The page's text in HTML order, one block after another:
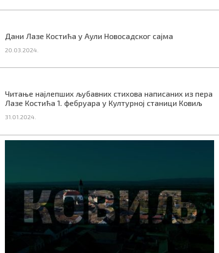
Дани Лазе Костића у Аули Новосадског сајма
20.03.2024.
Читање најлепших љубавних стихова написаних из пера
Лазе Костића 1. фебруара у Културној станици Ковиљ
31.01.2024.